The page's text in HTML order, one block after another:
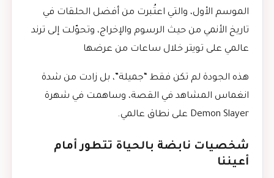
الموسم الأول، والتي اعتُبرت من أفضل الحلقات في
تاريخ الأنمي من حيث الرسوم والإخراج، وتحوّلت إلى ترند
عالمي على تويتر خلال ساعات من عرضها
هذه الجودة لم تكن فقط “جميلة”، بل زادت من شدة
انغماس المشاهد في القصة، وساهمت في شهرة
Demon Slayer على نطاق عالمي.
شخصيات نابضة بالحياة تتطور أمام
أعيننا